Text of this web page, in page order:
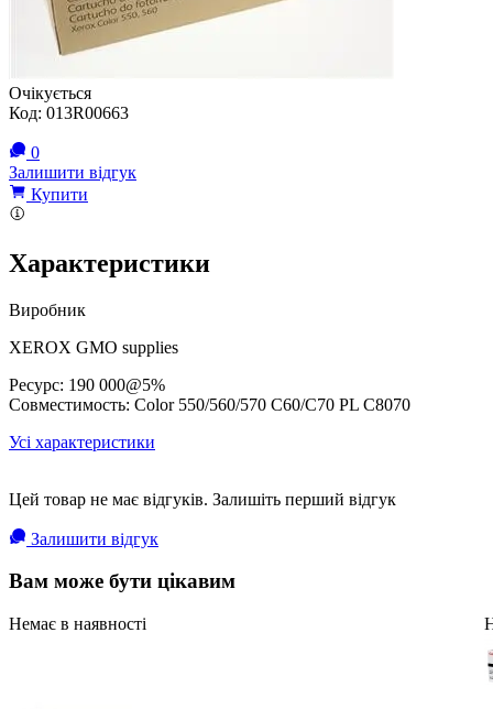
Очікується
Код: 013R00663
0
Залишити відгук
Купити
Характеристики
Виробник
XEROX GMO supplies
Ресурс: 190 000@5%
Совместимость: Color 550/560/570 C60/C70 PL C8070
Усі характеристики
Цей товар не має відгуків. Залишіть перший відгук
Залишити відгук
Вам може бути цікавим
Немає в наявності